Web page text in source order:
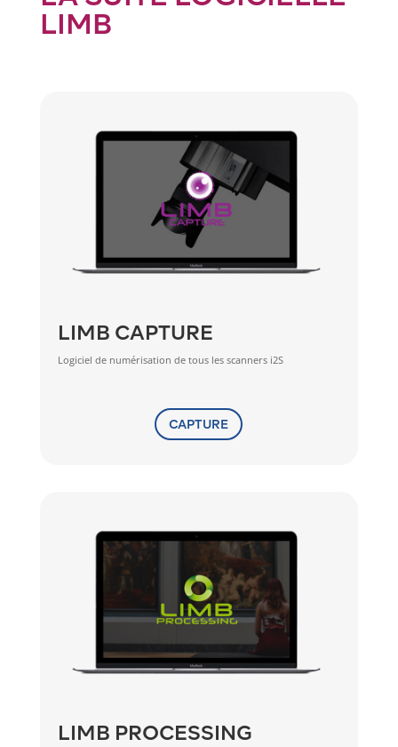
LIMB
LIMB CAPTURE
Logiciel de numérisation de tous les scanners i2S
CAPTURE
LIMB PROCESSING